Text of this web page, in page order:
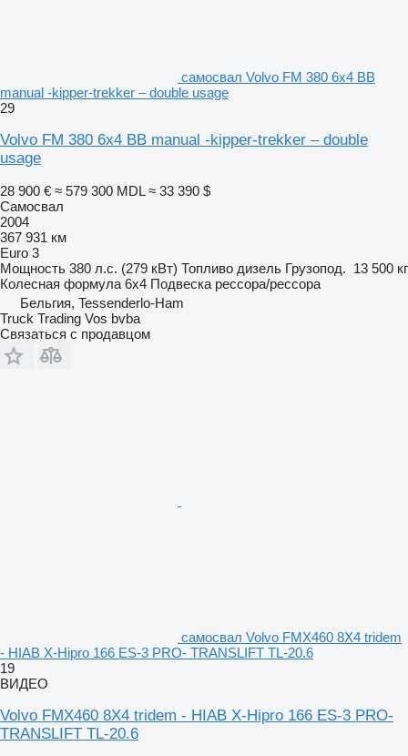
самосвал Volvo FM 380 6x4 BB
manual -kipper-trekker – double usage
29
Volvo FM 380 6x4 BB manual -kipper-trekker – double
usage
28 900 € ≈ 579 300 MDL ≈ 33 390 $
Самосвал
2004
367 931 км
Euro 3
Мощность 380 л.с. (279 кВт) Топливо дизель Грузопод. 13 500 кг
Колесная формула 6x4 Подвеска рессора/рессора
Бельгия, Tessenderlo-Ham
Truck Trading Vos bvba
Связаться с продавцом
самосвал Volvo FMX460 8X4 tridem
- HIAB X-Hipro 166 ES-3 PRO- TRANSLIFT TL-20.6
19
ВИДЕО
Volvo FMX460 8X4 tridem - HIAB X-Hipro 166 ES-3 PRO-
TRANSLIFT TL-20.6